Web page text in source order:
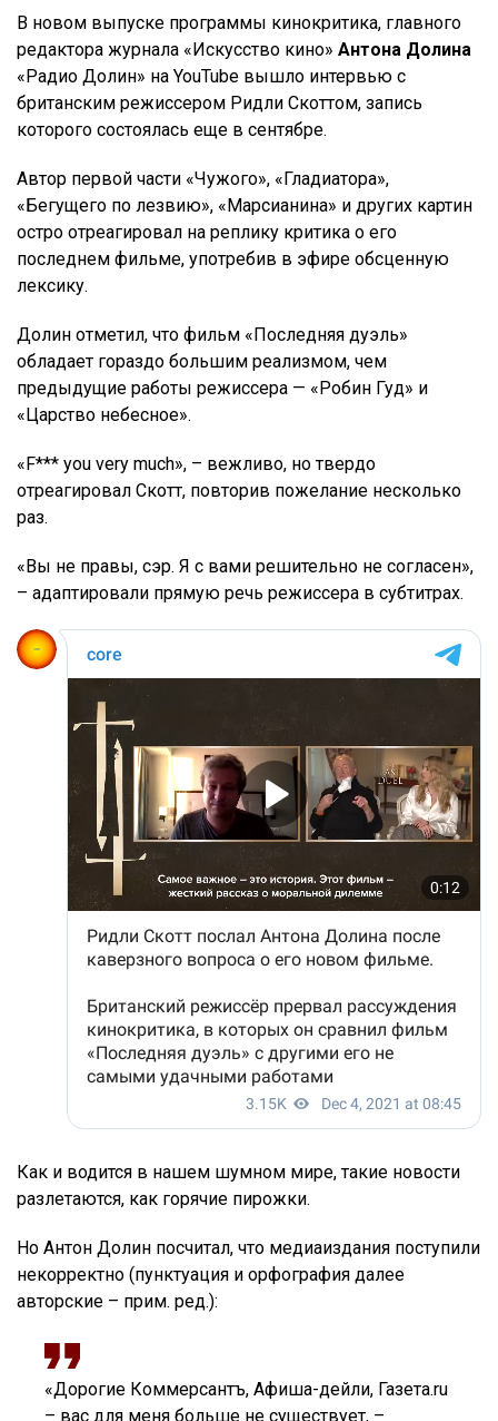
В новом выпуске программы кинокритика, главного
редактора журнала «Искусство кино» Антона Долина
«Радио Долин» на YouTube вышло интервью с
британским режиссером Ридли Скоттом, запись
которого состоялась еще в сентябре.
Автор первой части «Чужого», «Гладиатора»,
«Бегущего по лезвию», «Марсианина» и других картин
остро отреагировал на реплику критика о его
последнем фильме, употребив в эфире обсценную
лексику.
Долин отметил, что фильм «Последняя дуэль»
обладает гораздо большим реализмом, чем
предыдущие работы режиссера — «Робин Гуд» и
«Царство небесное».
«F*** you very much», – вежливо, но твердо
отреагировал Скотт, повторив пожелание несколько
раз.
«Вы не правы, сэр. Я с вами решительно не согласен»,
– адаптировали прямую речь режиссера в субтитрах.
Как и водится в нашем шумном мире, такие новости
разлетаются, как горячие пирожки.
Но Антон Долин посчитал, что медиаиздания поступили
некорректно (пунктуация и орфография далее
авторские – прим. ред.):
«Дорогие Коммерсантъ, Афиша-дейли, Газета.ru
– вас для меня больше не существует, –